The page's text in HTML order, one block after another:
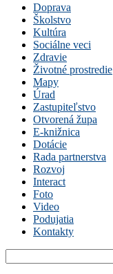
Doprava
Školstvo
Kultúra
Sociálne veci
Zdravie
Životné prostredie
Mapy
Úrad
Zastupiteľstvo
Otvorená župa
E-knižnica
Dotácie
Rada partnerstva
Rozvoj
Interact
Foto
Video
Podujatia
Kontakty